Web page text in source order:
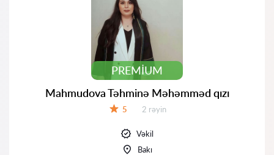
PREMIUM
Mahmudova Təhminə Məhəmməd qızı
5 Rəylər:
2 rəyin
Vəkil
Bakı